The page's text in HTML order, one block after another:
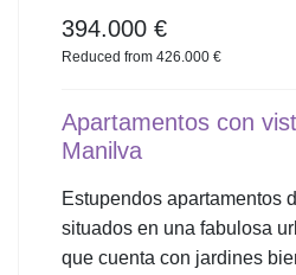
394.000 €
Reduced from 426.000 €
Apartamentos con
Manilva
Estupendos apartamentos
situados en una fabulosa
que cuenta con jardines